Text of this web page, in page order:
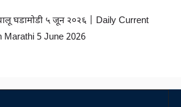
घडामोडी ५ जून २०२६ | Daily Current
Marathi 5 June 2026